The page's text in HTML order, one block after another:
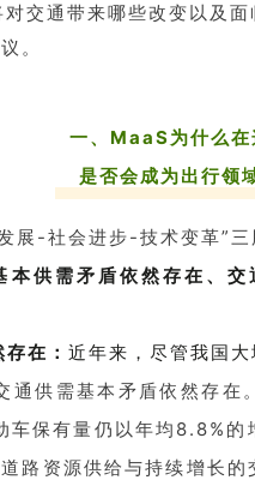
交通带来哪些改变以及
。
一、MaaS为什么在
是否会成为出行领
展-社会进步-技术变革”
本供需矛盾依然存在、
在： 近年来，尽管我国
通供需基本矛盾依然存在
车保有量仍以年均8.8%
路资源供给与持续增长